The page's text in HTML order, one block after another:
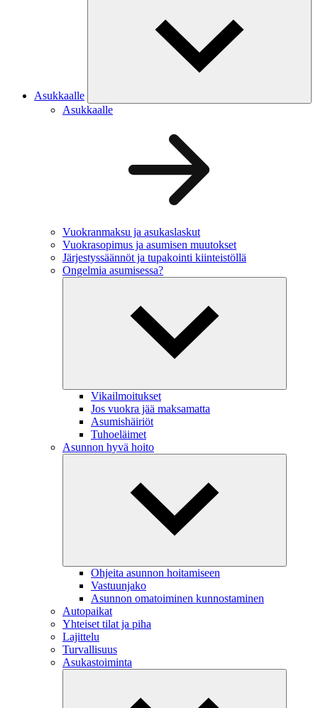
Asukkaalle
Asukkaalle
Vuokranmaksu ja asukaslaskut
Vuokrasopimus ja asumisen muutokset
Järjestyssäännöt ja tupakointi kiinteistöllä
Ongelmia asumisessa?
Vikailmoitukset
Jos vuokra jää maksamatta
Asumishäiriöt
Tuhoeläimet
Asunnon hyvä hoito
Ohjeita asunnon hoitamiseen
Vastuunjako
Asunnon omatoiminen kunnostaminen
Autopaikat
Yhteiset tilat ja piha
Lajittelu
Turvallisuus
Asukastoiminta